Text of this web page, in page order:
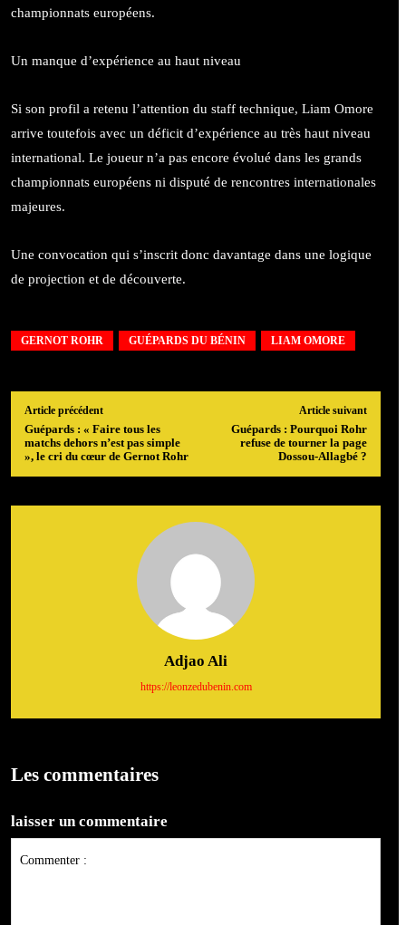
championnats européens.
Un manque d’expérience au haut niveau
Si son profil a retenu l’attention du staff technique, Liam Omore
arrive toutefois avec un déficit d’expérience au très haut niveau
international. Le joueur n’a pas encore évolué dans les grands
championnats européens ni disputé de rencontres internationales
majeures.
Une convocation qui s’inscrit donc davantage dans une logique
de projection et de découverte.
GERNOT ROHR GUÉPARDS DU BÉNIN LIAM OMORE
Article précédent
Guépards : « Faire tous les
matchs dehors n’est pas simple
», le cri du cœur de Gernot Rohr
Article suivant
Guépards : Pourquoi Rohr
refuse de tourner la page
Dossou-Allagbé ?
Adjao Ali
https://leonzedubenin.com
Les commentaires
laisser un commentaire